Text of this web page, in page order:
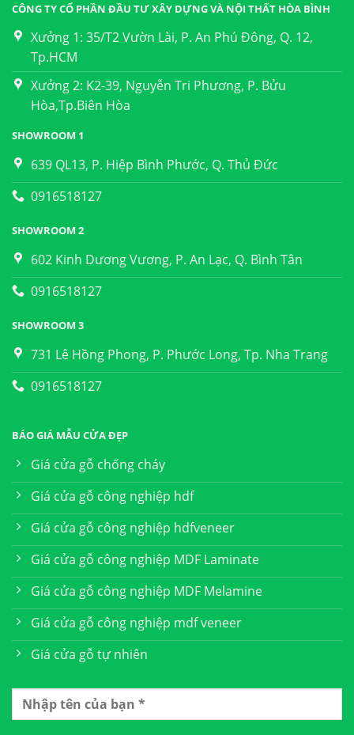
CÔNG TY CỔ PHẦN ĐẦU TƯ XÂY DỰNG VÀ NỘI THẤT HÒA BÌNH
Xưởng 1: 35/T2 Vườn Lài, P. An Phú Đông, Q. 12,
Tp.HCM
Xưởng 2: K2-39, Nguyễn Tri Phương, P. Bửu
Hòa,Tp.Biên Hòa
SHOWROOM 1
639 QL13, P. Hiệp Bình Phước, Q. Thủ Đức
0916518127
SHOWROOM 2
602 Kinh Dương Vương, P. An Lạc, Q. Bình Tân
0916518127
SHOWROOM 3
731 Lê Hồng Phong, P. Phước Long, Tp. Nha Trang
0916518127
BÁO GIÁ MẪU CỬA ĐẸP
Giá cửa gỗ chống cháy
Giá cửa gỗ công nghiệp hdf
Giá cửa gỗ công nghiệp hdfveneer
Giá cửa gỗ công nghiệp MDF Laminate
Giá cửa gỗ công nghiệp MDF Melamine
Giá cửa gỗ công nghiệp mdf veneer
Giá cửa gỗ tự nhiên